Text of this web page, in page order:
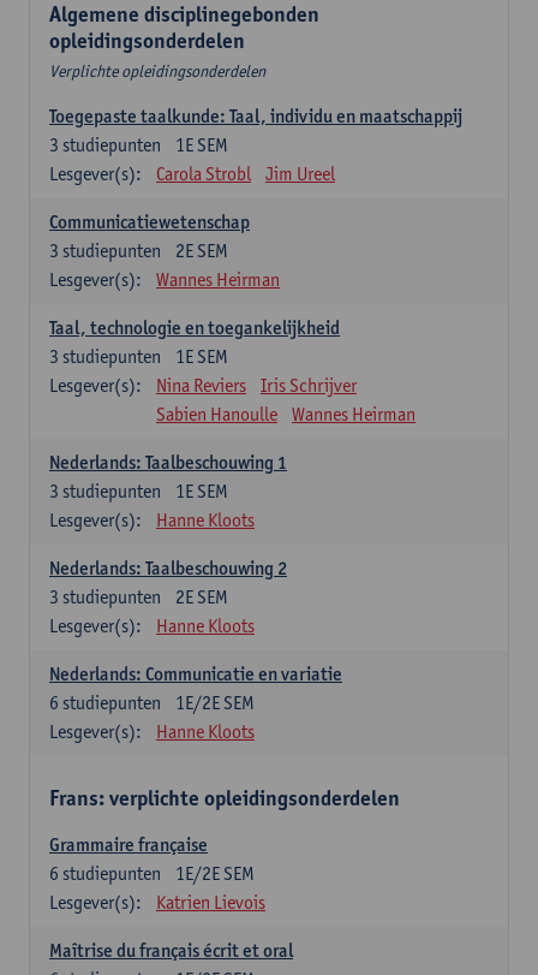
Algemene disciplinegebonden
opleidingsonderdelen
Verplichte opleidingsonderdelen
Toegepaste taalkunde: Taal, individu en maatschappij
1E SEM
3 studiepunten
Lesgever(s):
Carola Strobl Jim Ureel
Communicatiewetenschap
2E SEM
3 studiepunten
Lesgever(s):
Wannes Heirman
Taal, technologie en toegankelijkheid
1E SEM
3 studiepunten
Lesgever(s):
Nina Reviers
Iris Schrijver
Sabien Hanoulle
Wannes Heirman
Nederlands: Taalbeschouwing 1
1E SEM
3 studiepunten
Lesgever(s):
Hanne Kloots
Nederlands: Taalbeschouwing 2
2E SEM
3 studiepunten
Lesgever(s):
Hanne Kloots
Nederlands: Communicatie en variatie
1E/2E SEM
6 studiepunten
Lesgever(s):
Hanne Kloots
Frans: verplichte opleidingsonderdelen
Grammaire française
1E/2E SEM
6 studiepunten
Lesgever(s):
Katrien Lievois
Maîtrise du français écrit et oral